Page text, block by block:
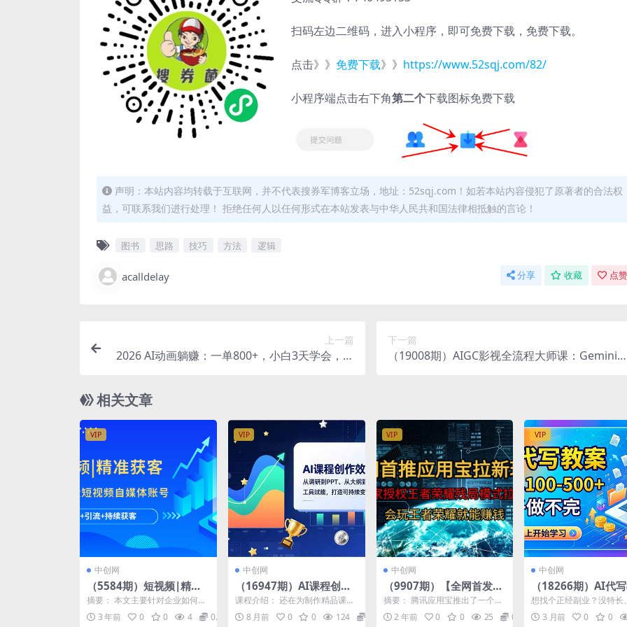
扫码左边二维码，进入小程序，即可免费下载，免费下载。
点击》》 免费下载》》 https://www.52sqj.com/82/
小程序端点击右下角第二个下载图标免费下载
声明：本站内容均转载于互联网，并不代表搜券军博客立场，地址：52sqj.com！如若本站内容侵犯了原著者的合法权
益，可联系我们进行处理！ 拒绝任何人以任何形式在本站发表与中华人民共和国法律相抵触的言论！
图书 思路 技巧 方法 逻辑
acalldelay 分享 收藏 点
上一篇
2026 AI动画躺赚：一单800+，小白3天学会，全
下一篇
（19008期）AIGC影视全流程大师课：Gemini+
相关文章
VIP
中创网
（5584期）短视频|精准
获客 为企业打造短视频自
媒体账号 (精准定位+引流
+持续获客)(“掌握短视频
摘要： 本文主要针对企业如何通
过短视频自媒体账号进行精准获
客进行了详细的探讨。首...
3 年前 0 0 4 0.99
VIP
中创网
（16947期）AI课程创作
效率指南，从调研到PP
T、从大纲到海报，工具赋
能，打造可持续变现产品
课程介绍： 还在为制作精品课犯
愁？想入局知识付费，却卡在“选
题没方向、脚本写不出...
8 月前 0 0 124 0.99
VIP
中创网
（9907期）【全网首发】
腾讯应用宝王者荣耀残局
模式拉新赛道，轻松日如1
000+
摘要： 腾讯应用宝推出了一个全
新的拉新项目——王者荣耀残局
挑战模式。该项目旨在通...
2 年前 0 0 25 0.99
VIP
中创网
（18266期）AI代
案，一单100-500+
做不完，AI写作快
现，小白可做 超简
想找个正经副业？没特长
术、不想求人引流的看过
个项目只需会用电脑，用
3 月前 0 0